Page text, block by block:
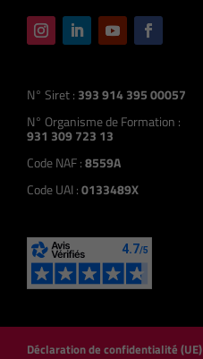
N° Siret : 393 914 395 00057
N° Organisme de Formation :
931 309 723 13
Code NAF :8559A
Code UAI :0133489X
Déclaration de confidentialité (UE)